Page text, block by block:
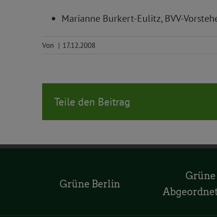
Marianne Burkert-Eulitz, BVV-
Von | 17.12.2008
Teile den Beitrag
Grüne Berlin